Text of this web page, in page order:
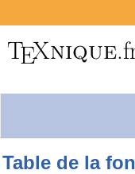
Table de la